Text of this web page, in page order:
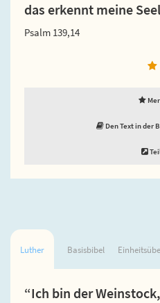
das erkennt meine
Psalm 139,14
Den Text in der
Luther Basisbibel
“Ich bin der